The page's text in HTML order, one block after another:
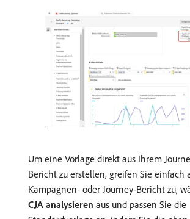
Um eine Vorlage direkt aus Ihrem
Bericht zu erstellen, greifen Sie einfach
Kampagnen- oder Journey-Bericht zu,
CJA analysieren aus und passen Sie die